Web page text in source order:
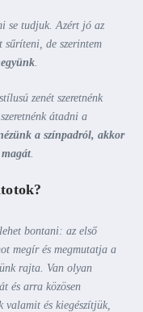
se tudjuk. Azért jó az
sűríteni, de szerintem
.
zenét szeretnénk
átadni a
a színpadról, akkor
.
bontani: az első
megír és megmutatja a
rajta. Van olyan
és arra közösen
valamit és kiegészítjük,